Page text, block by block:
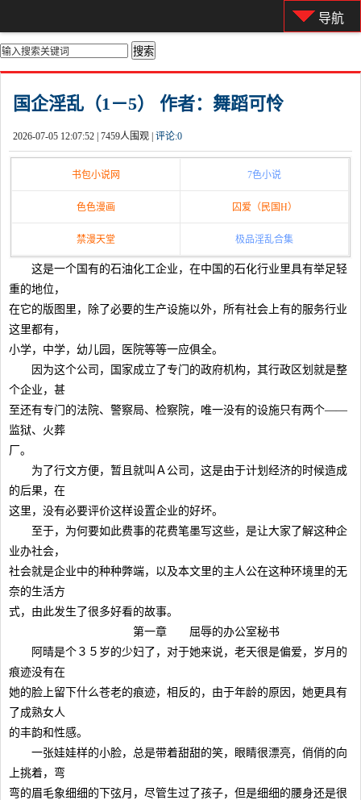
导航
你的位置： 首页>都市激情
国企淫乱（1－5） 作者：舞蹈可怜
2026-07-05 12:07:52 | 7459人围观 | 评论:0
书包小说网 7色小说
色色漫画 囚爱（民国H）
禁漫天堂 极品淫乱合集
这是一个国有的石油化工企业，在中国的石化行业里具有举足轻
重的地位，
在它的版图里，除了必要的生产设施以外，所有社会上有的服务行业
这里都有，
小学，中学，幼儿园，医院等等一应俱全。
因为这个公司，国家成立了专门的政府机构，其行政区划就是整
个企业，甚
至还有专门的法院、警察局、检察院，唯一没有的设施只有两个——
监狱、火葬
厂。
为了行文方便，暂且就叫Ａ公司，这是由于计划经济的时候造成
的后果，在
这里，没有必要评价这样设置企业的好坏。
至于，为何要如此费事的花费笔墨写这些，是让大家了解这种企
业办社会，
社会就是企业中的种种弊端，以及本文里的主人公在这种环境里的无
奈的生活方
式，由此发生了很多好看的故事。
第一章 屈辱的办公室秘书
阿晴是个３５岁的少妇了，对于她来说，老天很是偏爱，岁月的
痕迹没有在
她的脸上留下什么苍老的痕迹，相反的，由于年龄的原因，她更具有
了成熟女人
的丰韵和性感。
一张娃娃样的小脸，总是带着甜甜的笑，眼睛很漂亮，俏俏的向
上挑着，弯
弯的眉毛象细细的下弦月，尽管生过了孩子，但是细细的腰身还是很